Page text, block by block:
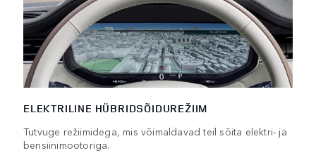
ELEKTRILINE HÜBRIDSÕIDUREŽIIM
Tutvuge režiimidega, mis võimaldavad teil sõita elektri- ja
bensiinimootoriga.